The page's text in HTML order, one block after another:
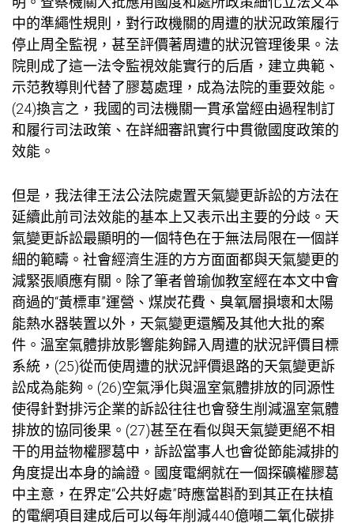
中的準繩性規則，對行政機關的周遭的狀況政策履行
停止周全監視，甚至評價著周遭的狀況管理後果。法
院則成了這一法令監視效能實行的后盾，建立典範、
示范教導則代替了膠葛處理，成為法院的重要效能。
(24)換言之，我國的司法機關一貫承當經由過程制訂
和履行司法政策、在詳細審訊實行中貫徹國度政策的
效能。
但是，我法律王法公法院處置天氣變更訴訟的方法在
延續此前司法效能的基本上又表示出主要的分歧。天
氣變更訴訟最顯明的一個特色在于無法局限在一個詳
細的範疇。社會經濟生涯的方方面面都與天氣變更的
減緊張順應有關。除了筆者曾瑜伽教室經在本文中會
商過的“黃標車”運營、煤炭花費、臭氧層損壞和太陽
能熱水器裝置以外，天氣變更還觸及其他大批的案
件。溫室氣體排放影響能夠歸入周遭的狀況評價目標
系統，(25)從而使周遭的狀況評價退路的天氣變更訴
訟成為能夠。(26)空氣淨化與溫室氣體排放的同源性
使得針對排污企業的訴訟往往也會發生削減溫室氣體
排放的協同後果。(27)甚至在看似與天氣變更絕不相
干的用益物權膠葛中，訴訟當事人也會從節能減排的
角度提出本身的論證。國度電網就在一個探礦權膠葛
中主意，在界定“公共好處”時應當斟酌到其正在扶植
的電網項目建成后可以每年削減440億噸二氧化碳排